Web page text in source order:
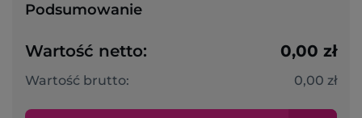
Podsumowanie
Wartość netto: 0,00 zł
Wartość brutto: 0,00 zł